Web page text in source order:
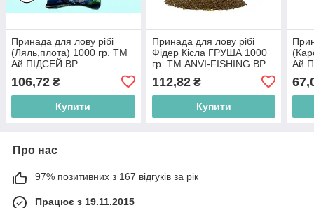
Принада для лову рібі
(Ляль,плота) 1000 гр. ТМ
Ай ПІДСЕЙ BP
106,72 ₴
Купити
Принада для лову рібі
Фідер Кісла ГРУША 1000
гр. ТМ ANVI-FISHING BP
112,82₴
Купити
Ай
Про нас
97% позитивних з 167 відгуків за рік
Працює з 19.11.2015